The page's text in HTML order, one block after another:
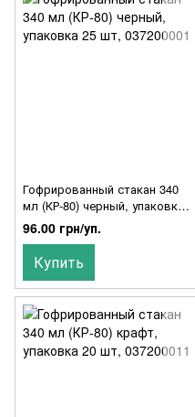
Гофрированный стакан 340
мл (КР-80) черный, упаковка
25 шт, 037200001
96.00 грн/уп.
Купить